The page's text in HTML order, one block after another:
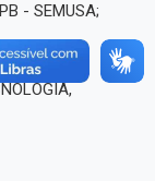
- SEMUSA;